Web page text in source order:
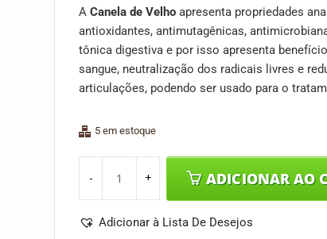
A Canela de Velho apresenta propriedades
antioxidantes, antimutagênicas,
tônica digestiva e por isso apresenta
sangue, neutralização dos radicais livres e
articulações, podendo ser usado para o
5 em estoque
ADICIONAR AO
Adicionar à Lista De Desejos